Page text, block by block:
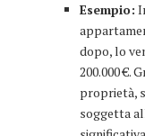
Esempio:
dopo, lo
200.000 €.
proprietà,
soggetta